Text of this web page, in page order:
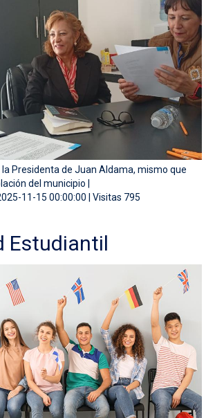
la Presidenta de Juan Aldama, mismo que
del municipio |
11-15 00:00:00 | Visitas 795
Estudiantil